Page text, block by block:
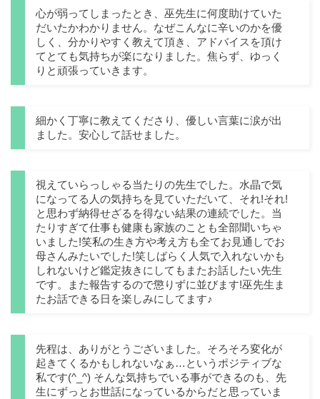
心が弱ってしまったとき、巫先生に何度助けていた
だいたかわかりません。なぜこんなに辛いのかを優
しく、分かりやすく教えて頂き、アドバイスを頂け
てとても気持ちが楽になりました。焦らず、ゆっく
りと頑張っていきます。
細かく丁寧に教えてくださり、優しい言葉に涙が出
ました。安心して話せました。
視えていらっしゃる当たりの先生でした。水晶で気
になってる人の気持ちを見ていただいて、それ!それ!
と思わず納得せざるを得ない結果の連続でした。当
たりすぎて仕事も健康も家族のことも全部聞いちゃ
いました!笑私の生き方や考え方も全てお見通しでお
母さんみたいでした!笑しばらく人気で入れないかも
しれないけど鑑定抜きにしてもまたお話したい先生
です。また報告するので懲りずに並びます!巫先生ま
たお話できる日を楽しみにしてます♪
先程は、ありがとうございました。そろそろ変化が
起きてくるかもしれないなぁ…というポジティブな
私です(^_^) そんな気持ちでいる事ができるのも、先
生にずっとお世話になっているからだと思っていま